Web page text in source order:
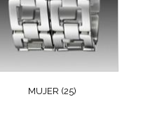
MUJER (25)